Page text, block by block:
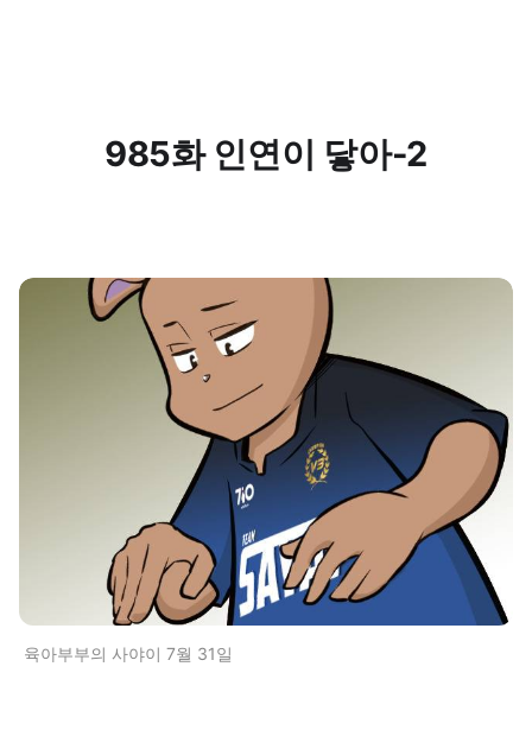
985화 인연이 닿아-2
육아부부의 사야이 7월 31일